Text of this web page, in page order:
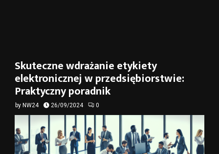
Skuteczne wdrażanie etykiety
elektronicznej w przedsiębiorstwie:
Praktyczny poradnik
by NW24 26/09/2024 0